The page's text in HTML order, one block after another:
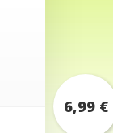
6,99 €